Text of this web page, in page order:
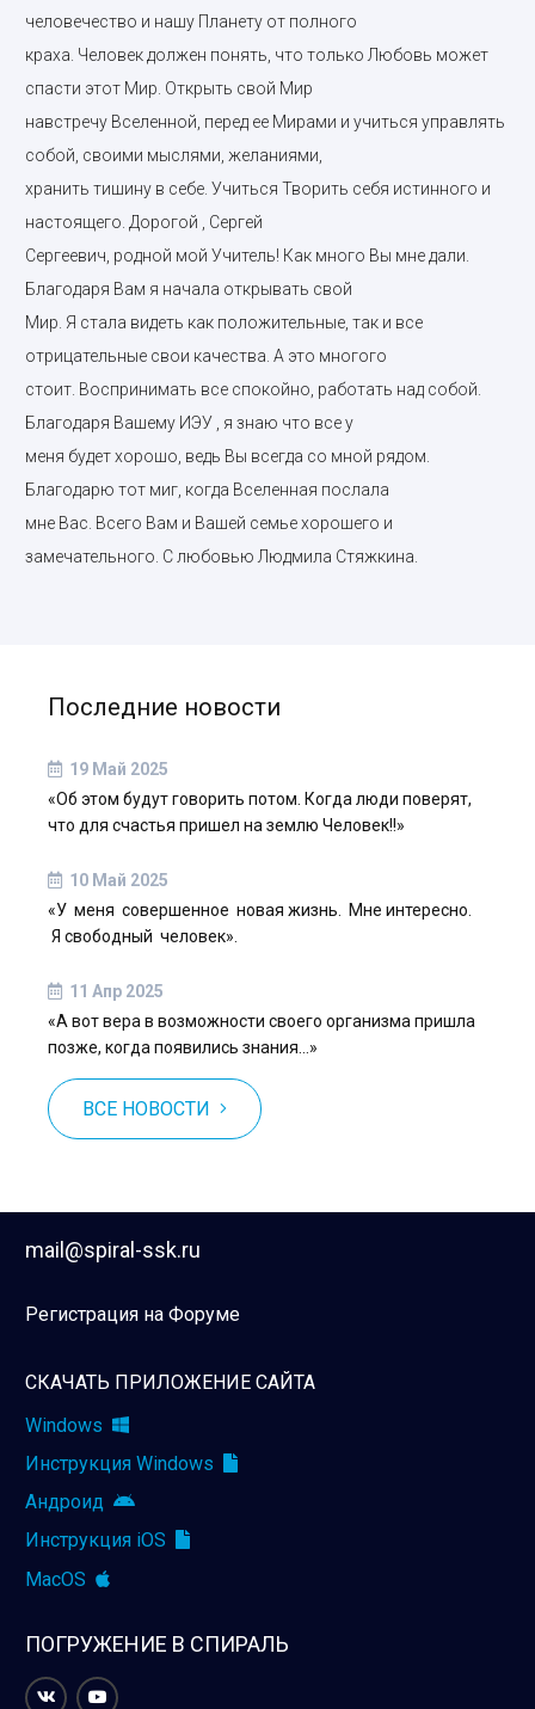
человечество и нашу Планету от полного
краха. Человек должен понять, что только Любовь может
спасти этот Мир. Открыть свой Мир
навстречу Вселенной, перед ее Мирами и учиться управлять
собой, своими мыслями, желаниями,
хранить тишину в себе. Учиться Творить себя истинного и
настоящего. Дорогой , Сергей
Сергеевич, родной мой Учитель! Как много Вы мне дали.
Благодаря Вам я начала открывать свой
Мир. Я стала видеть как положительные, так и все
отрицательные свои качества. А это многого
стоит. Воспринимать все спокойно, работать над собой.
Благодаря Вашему ИЭУ , я знаю что все у
меня будет хорошо, ведь Вы всегда со мной рядом.
Благодарю тот миг, когда Вселенная послала
мне Вас. Всего Вам и Вашей семье хорошего и
замечательного. С любовью Людмила Стяжкина.
Последние новости
19 Май 2025
«Об этом будут говорить потом. Когда люди поверят,
что для счастья пришел на землю Человек!!»
10 Май 2025
«У меня совершенное новая жизнь. Мне интересно.
Я свободный человек».
11 Апр 2025
«А вот вера в возможности своего организма пришла
позже, когда появились знания…»
ВСЕ НОВОСТИ
mail@spiral-ssk.ru
Регистрация на Форуме
СКАЧАТЬ ПРИЛОЖЕНИЕ САЙТА
Windows
Инструкция Windows
Андроид
Инструкция iOS
MacOS
ПОГРУЖЕНИЕ В СПИРАЛЬ